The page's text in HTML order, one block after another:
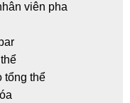
viên pha
tổng thể